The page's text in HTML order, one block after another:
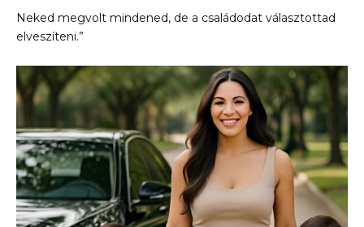
Neked megvolt mindened, de a családodat választottad
elveszíteni.”